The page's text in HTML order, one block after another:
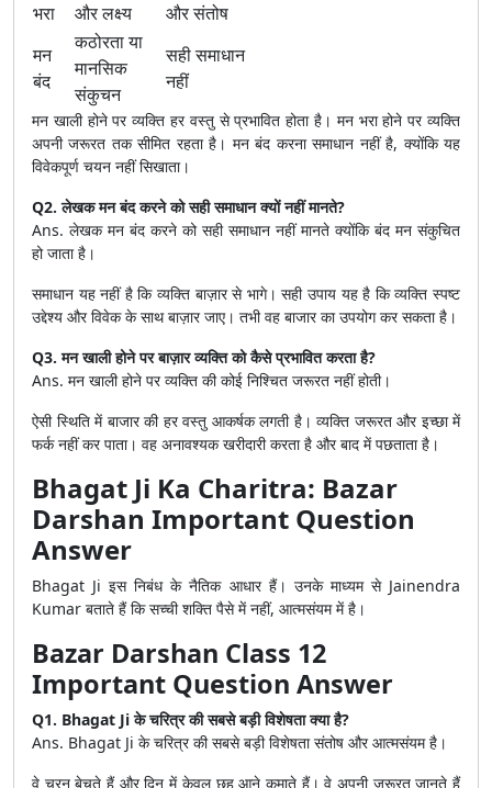
भरा
और लक्ष्य
और संतोष
मन
बंद
कठोरता या
मानसिक
संकुचन
सही समाधान
नहीं
मन खाली होने पर व्यक्ति हर वस्तु से प्रभावित होता है। मन भरा होने पर व्यक्ति
अपनी जरूरत तक सीमित रहता है। मन बंद करना समाधान नहीं है, क्योंकि यह
विवेकपूर्ण चयन नहीं सिखाता।
Q2. लेखक मन बंद करने को सही समाधान क्यों नहीं मानते?
Ans. लेखक मन बंद करने को सही समाधान नहीं मानते क्योंकि बंद मन संकुचित
हो जाता है।
समाधान यह नहीं है कि व्यक्ति बाज़ार से भागे। सही उपाय यह है कि व्यक्ति स्पष्ट
उद्देश्य और विवेक के साथ बाज़ार जाए। तभी वह बाजार का उपयोग कर सकता है।
Q3. मन खाली होने पर बाज़ार व्यक्ति को कैसे प्रभावित करता है?
Ans. मन खाली होने पर व्यक्ति की कोई निश्चित जरूरत नहीं होती।
ऐसी स्थिति में बाजार की हर वस्तु आकर्षक लगती है। व्यक्ति जरूरत और इच्छा में
फर्क नहीं कर पाता। वह अनावश्यक खरीदारी करता है और बाद में पछताता है।
Bhagat Ji Ka Charitra: Bazar
Darshan Important Question
Answer
Bhagat Ji इस निबंध के नैतिक आधार हैं। उनके माध्यम से Jainendra
Kumar बताते हैं कि सच्ची शक्ति पैसे में नहीं, आत्मसंयम में है।
Bazar Darshan Class 12
Important Question Answer
Q1. Bhagat Ji के चरित्र की सबसे बड़ी विशेषता क्या है?
Ans. Bhagat Ji के चरित्र की सबसे बड़ी विशेषता संतोष और आत्मसंयम है।
वे चूरन बेचते हैं और दिन में केवल छह आने कमाते हैं। वे अपनी जरूरत जानते हैं